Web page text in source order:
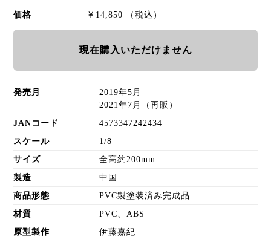
価格 ￥14,850 （税込）
現在購入いただけません
発売月
2019年5月
2021年7月（再販）
JANコード 4573347242434
スケール 1/8
サイズ 全高約200mm
製造 中国
商品形態 PVC製塗装済み完成品
材質 PVC、ABS
原型製作 伊藤嘉紀